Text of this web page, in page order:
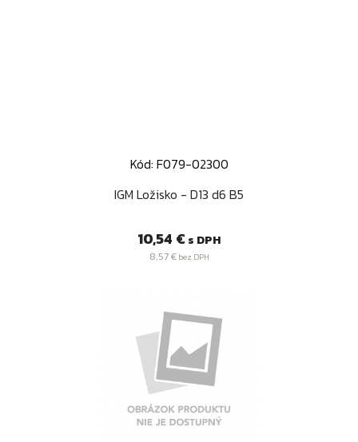
Kód: F079-02300
IGM Ložisko - D13 d6 B5
Cena
10,54 € s DPH
8,57 €bez DPH